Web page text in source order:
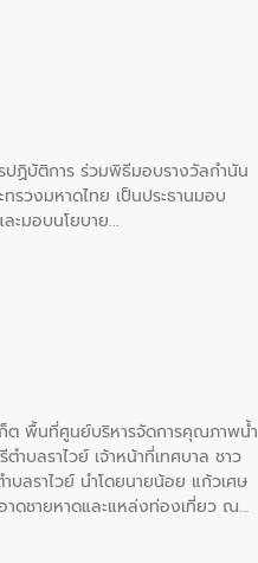
ฏิบัติการ ร่วมพิธีมอบรางวัลกำนัน
วงมหาดไทย เป็นประธานมอบ
ะมอบนโยบาย
ก็ต พื้นที่ศูนย์บริหารจัดการคุณภาพน้ำ
ำบลราไวย์ เจ้าหน้าที่เทศบาล ชาว
บลราไวย์ นำโดยนายน้อย แก้วเศษ
าดชายหาดและแหล่งท่องเที่ยว ณ